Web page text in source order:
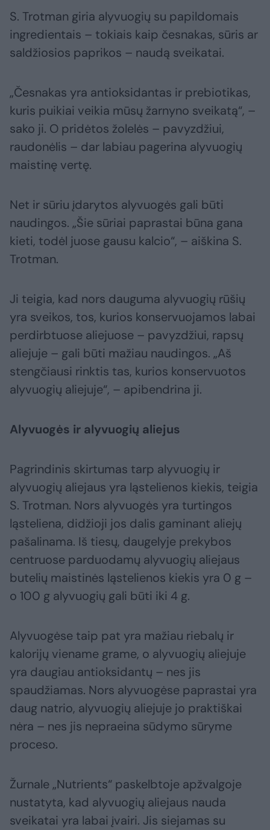
S. Trotman giria alyvuogių su papildomais
ingredientais – tokiais kaip česnakas, sūris ar
saldžiosios paprikos – naudą sveikatai.
„Česnakas yra antioksidantas ir prebiotikas,
kuris puikiai veikia mūsų žarnyno sveikatą“, –
sako ji. O pridėtos žolelės – pavyzdžiui,
raudonėlis – dar labiau pagerina alyvuogių
maistinę vertę.
Net ir sūriu įdarytos alyvuogės gali būti
naudingos. „Šie sūriai paprastai būna gana
kieti, todėl juose gausu kalcio“, – aiškina S.
Trotman.
Ji teigia, kad nors dauguma alyvuogių rūšių
yra sveikos, tos, kurios konservuojamos labai
perdirbtuose aliejuose – pavyzdžiui, rapsų
aliejuje – gali būti mažiau naudingos. „Aš
stengčiausi rinktis tas, kurios konservuotos
alyvuogių aliejuje“, – apibendrina ji.
Alyvuogės ir alyvuogių aliejus
Pagrindinis skirtumas tarp alyvuogių ir
alyvuogių aliejaus yra ląstelienos kiekis, teigia
S. Trotman. Nors alyvuogės yra turtingos
ląsteliena, didžioji jos dalis gaminant aliejų
pašalinama. Iš tiesų, daugelyje prekybos
centruose parduodamų alyvuogių aliejaus
butelių maistinės ląstelienos kiekis yra 0 g –
o 100 g alyvuogių gali būti iki 4 g.
Alyvuogėse taip pat yra mažiau riebalų ir
kalorijų viename grame, o alyvuogių aliejuje
yra daugiau antioksidantų – nes jis
spaudžiamas. Nors alyvuogėse paprastai yra
daug natrio, alyvuogių aliejuje jo praktiškai
nėra – nes jis nepraeina sūdymo sūryme
proceso.
Žurnale „Nutrients“ paskelbtoje apžvalgoje
nustatyta, kad alyvuogių aliejaus nauda
sveikatai yra labai įvairi. Jis siejamas su